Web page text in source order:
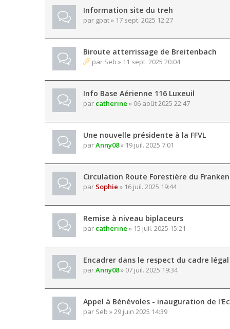
Information site du treh
par gpat» 17 sept. 2025 12:27
Biroute atterrissage de Breitenbach
par Seb » 11 sept. 2025 20:04
Info Base Aérienne 116 Luxeuil
par catherine » 06 août 2025 22:47
Une nouvelle présidente à la FFVL
parAnny08» 19 juil. 2025 7:01
Circulation Route Forestière du
par Sophie » 16 juil. 2025 19:44
Remise à niveau biplaceurs
par catherine » 15 juil. 2025 15:21
Encadrer dans le respect du cadre
parAnny08» 07 juil. 2025 19:34
Appel à Bénévoles - inauguration de
par Seb » 29 juin 2025 14:39